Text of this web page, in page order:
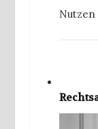
Nutzen